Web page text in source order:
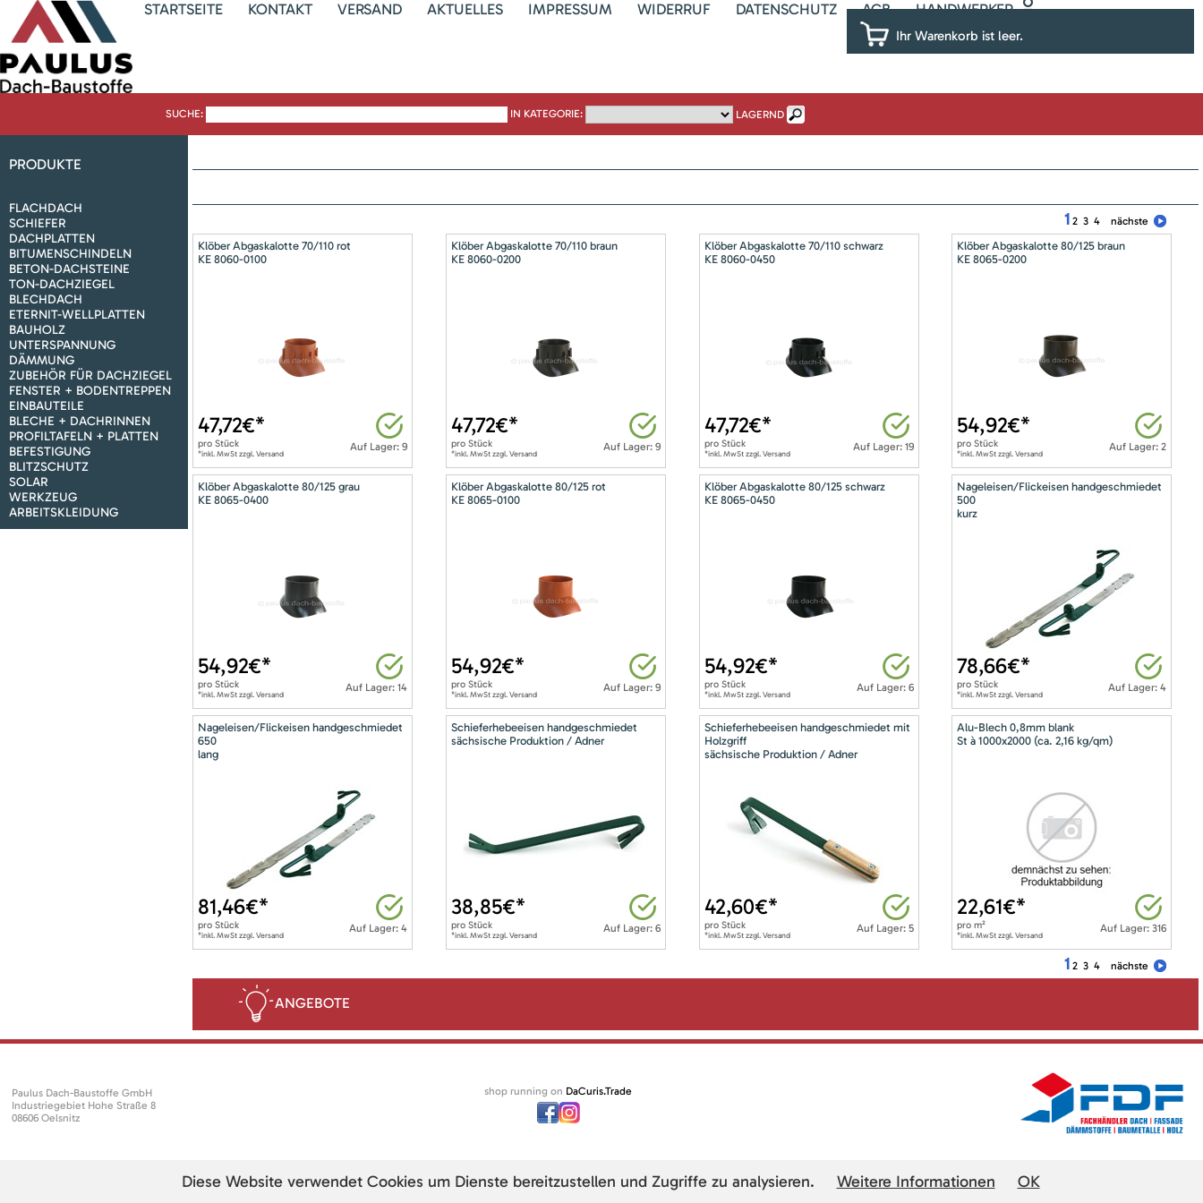
STARTSEITE KONTAKT VERSAND AKTUELLES IMPRESSUM WIDERRUF DATENSCHUTZ AGB HANDWERKER
Ihr Warenkorb ist leer.
SUCHE: IN KATEGORIE: LAGERND
PRODUKTE
FLACHDACH
SCHIEFER
DACHPLATTEN
BITUMENSCHINDELN
BETON-DACHSTEINE
TON-DACHZIEGEL
BLECHDACH
ETERNIT-WELLPLATTEN
BAUHOLZ
UNTERSPANNUNG
DÄMMUNG
ZUBEHÖR FÜR DACHZIEGEL
FENSTER + BODENTREPPEN
EINBAUTEILE
BLECHE + DACHRINNEN
PROFILTAFELN + PLATTEN
BEFESTIGUNG
BLITZSCHUTZ
SOLAR
WERKZEUG
ARBEITSKLEIDUNG
1 2 3 4 nächste
Klöber Abgaskalotte 70/110 rot
KE 8060-0100
Auf Lager: 9
47,72€*
pro Stück
*inkl. MwSt zzgl. Versand
Klöber Abgaskalotte 70/110 braun
KE 8060-0200
Auf Lager: 9
47,72€*
pro Stück
*inkl. MwSt zzgl. Versand
Klöber Abgaskalotte 70/110 schwarz
KE 8060-0450
Auf Lager: 19
47,72€*
pro Stück
*inkl. MwSt zzgl. Versand
Klöber Abgaskalotte 80/125 braun
KE 8065-0200
Auf Lager: 2
54,92€*
proStück
*inkl. MwSt zzgl. Versand
Klöber Abgaskalotte 80/125 grau
KE 8065-0400
Auf Lager: 14
54,92€*
pro Stück
*inkl. MwSt zzgl. Versand
Klöber Abgaskalotte 80/125 rot
KE 8065-0100
Auf Lager: 9
54,92€*
pro Stück
*inkl. MwSt zzgl. Versand
Klöber Abgaskalotte 80/125 schwarz
KE 8065-0450
Auf Lager: 6
54,92€*
pro Stück
*inkl. MwSt zzgl. Versand
Nageleisen/Flickeisen handgeschmiedet
500
kurz
Auf Lager: 4
78,66€*
proStück
*inkl. MwSt zzgl. Versand
Nageleisen/Flickeisen handgeschmiedet
650
lang
Auf Lager: 4
81,46€*
pro Stück
*inkl. MwSt zzgl. Versand
Schieferhebeeisen handgeschmiedet
sächsische Produktion / Adner
Auf Lager: 6
38,85€*
pro Stück
*inkl. MwSt zzgl. Versand
Schieferhebeeisen handgeschmiedet mit
Holzgriff
sächsische Produktion / Adner
Auf Lager: 5
42,60€*
pro Stück
*inkl. MwSt zzgl. Versand
Alu-Blech 0,8mm blank
St à 1000x2000 (ca. 2,16 kg/qm)
Auf Lager: 316
22,61€*
prom²
*inkl. MwSt zzgl. Versand
1 2 3 4 nächste
ANGEBOTE
Paulus Dach-Baustoffe GmbH
Industriegebiet Hohe Straße 8
08606 Oelsnitz
shop running on DaCuris.Trade
Diese Website verwendet Cookies um Dienste bereitzustellen und Zugriffe zu analysieren. Weitere Informationen OK